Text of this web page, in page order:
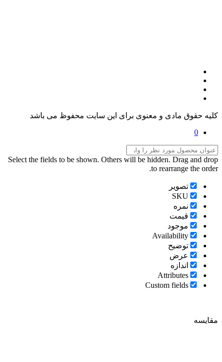
کلیه حقوق مادی و معنوی برای این سایت محفوظ می باشد
0
Select the fields to be shown. Others will be hidden. Drag and drop
to rearrange the order.
تصویر
SKU
نمره
قیمت
موجود
Availability
توضیح
عرض
اندازه
Attributes
Custom fields
مقایسه